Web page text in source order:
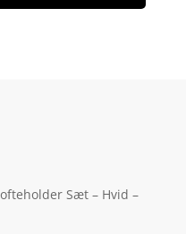
Sæt – Hvid –